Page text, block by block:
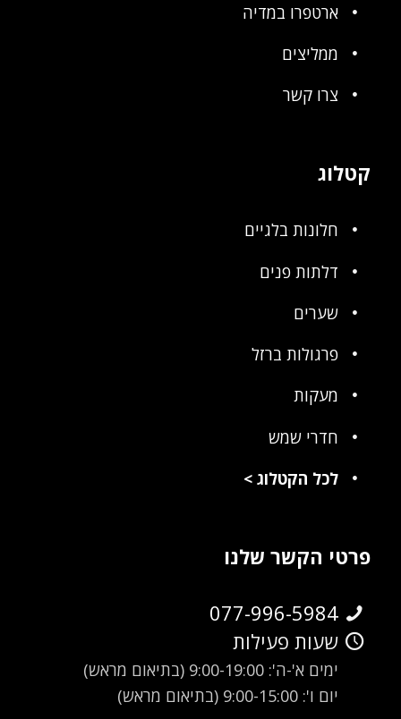
ארטפרו במדיה
ממליצים
צרו קשר
קטלוג
חלונות בלגיים
דלתות פנים
שערים
פרגולות ברזל
מעקות
חדרי שמש
לכל הקטלוג>
פרטי הקשר שלנו
077-996-5984
שעות פעילות
ימים א'-ה': 9:00-19:00 (בתיאום מראש)
יום ו': 9:00-15:00 (בתיאום מראש)